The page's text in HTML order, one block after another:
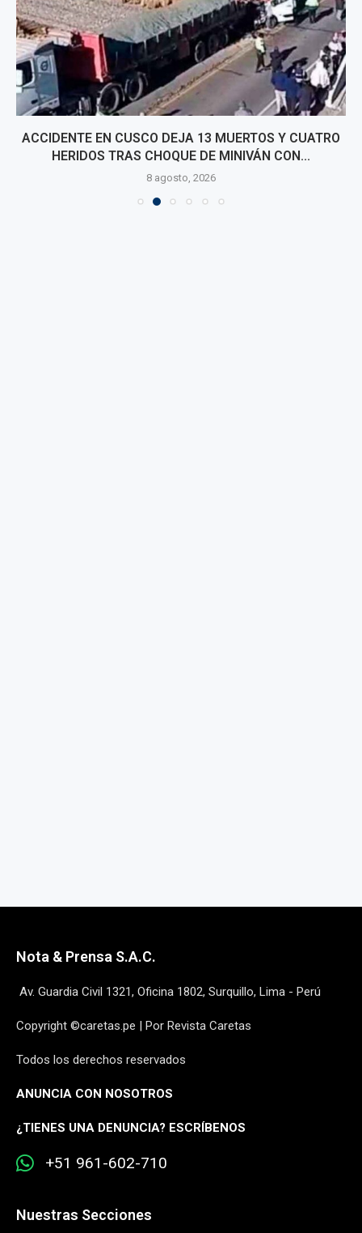
ACCIDENTE EN CUSCO DEJA 13 MUERTOS Y CUATRO
HERIDOS TRAS CHOQUE DE MINIVÁN CON...
8 agosto, 2026
Nota & Prensa S.A.C.
Av. Guardia Civil 1321, Oficina 1802, Surquillo, Lima - Perú
Copyright ©caretas.pe | Por Revista Caretas
Todos los derechos reservados
ANUNCIA CON NOSOTROS
¿TIENES UNA DENUNCIA? ESCRÍBENOS
+51 961-602-710
Nuestras Secciones